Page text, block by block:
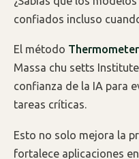
confiados incluso
El método Thermometer
Massa chu setts
confianza de la IA para
tareas críticas.
Esto no solo mejora la
fortalece aplicaciones